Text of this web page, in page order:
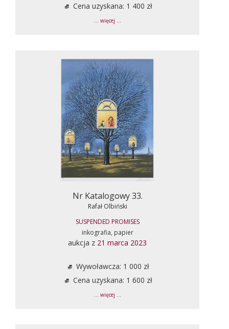
Cena uzyskana: 1 400 zł
... więcej ...
Nr Katalogowy 33.
Rafał Olbiński
SUSPENDED PROMISES
inkografia, papier
aukcja z 21 marca 2023
Wywoławcza: 1 000 zł
Cena uzyskana: 1 600 zł
... więcej ...